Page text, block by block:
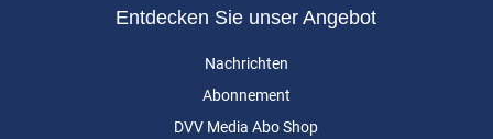
Entdecken Sie unser Angebot
Nachrichten
Abonnement
DVV Media Abo Shop